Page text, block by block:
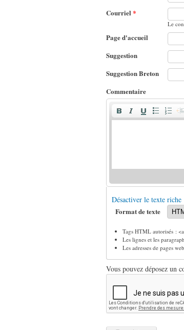
Courriel *
Le
Page d'accueil
Suggestion
Suggestion Breton
Commentaire
Désactiver le texte riche
Format de texte
Tags HTML autorisés :
Les lignes et les
Les adresses de pages
Vous pouvez déposez un